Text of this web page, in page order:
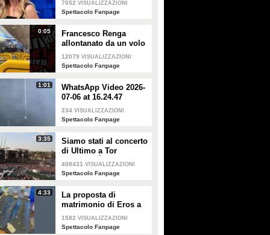
7052 VISUALIZZAZIONI
Spettacolo Fanpage
0:05
Francesco Renga
allontanato da un volo
Ryanair dopo una
discussione con gli
12079 VISUALIZZAZIONI
Spettacolo Fanpage
1:01
WhatsApp Video 2026-
07-06 at 16.24.47
234 VISUALIZZAZIONI
Spettacolo Fanpage
3:35
Siamo stati al concerto
di Ultimo a Tor
Vergata: "È il giorno
che aspettavo, questa è
408431 VISUALIZZAZIONI
Spettacolo Fanpage
4:33
La proposta di
matrimonio di Eros a
Guendalina Canessa
1582 VISUALIZZAZIONI
Spettacolo Fanpage